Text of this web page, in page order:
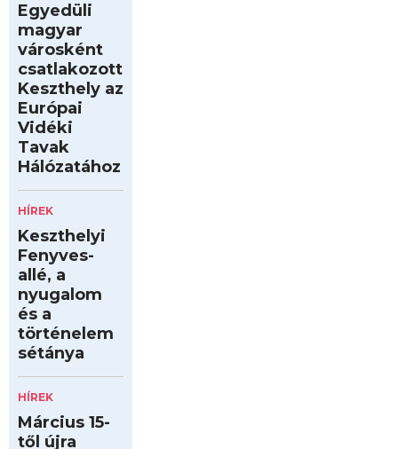
Egyedüli
magyar
városként
csatlakozott
Keszthely az
Európai
Vidéki
Tavak
Hálózatához
HÍREK
Keszthelyi
Fenyves-
allé, a
nyugalom
és a
történelem
sétánya
HÍREK
Március 15-
től újra